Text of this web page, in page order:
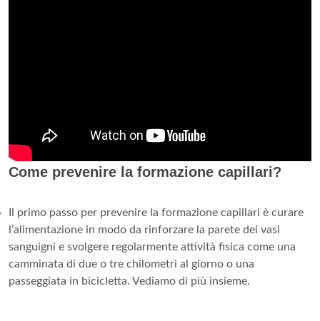
Come prevenire la formazione capillari?
Il primo passo per prevenire la formazione capillari è curare
l’alimentazione in modo da rinforzare la parete dei vasi
sanguigni e svolgere regolarmente attività fisica come una
camminata di due o tre chilometri al giorno o una
passeggiata in bicicletta. Vediamo di più insieme.